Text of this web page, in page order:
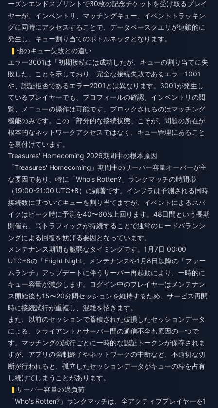
ーズンエンドスプリントで30枚の記念チケットを受け取るプレイ
ヤーが、インベントリ、マッチングキュー、イベントトラッキン
グに同時にアクセスすることで、データベースクエリが連鎖的に
発生し、キュー割り当てのボトルネックとなります。
他のキュー失敗との違い
エラー3001は「初期接続には成功したが、キューの割り当てに失
敗した」ことを示しており、完全な接続失敗であるエラー1001
や、認証拒否であるエラー2001とは異なります。3001が発生し
ているプレイヤーでも、プロフィールの確認、インベントリの閲
覧、メニューの操作は可能です。ブロックされるのはマッチング
機能のみです。この「部分的な接続状態」こそが、問題の所在が
根本的なネットワークアクセスではなく、キュー管理にあること
を裏付けています。
Treasures' Homecoming 2026期間中の根本原因
「Treasures' Homecoming」期間中のサーバー容量オーバーが主
な要因であり、特に「Who's Rotten?」ランクマッチの時間帯
（19:00-21:00 UTC+8）に顕著です。インフラは予測される同時
接続数に基づいてキューを割り当てますが、イベントによるスパ
イクはピーク時に予測を40〜60%上回ります。48日間という長期
開催も、高トラフィックが持続することで通常のロードバランシ
ングによる回復を妨げる要因となっています。
メンテナンス期間も脆弱なタイミングです。1月7日 00:00
UTC+8の「Fright Night」メンテナンスや1月8日以降の「ファー
ムランチ」アップデートに伴うサーバー再起動により、一時的に
キュー容量が減少します。ログイン中のプレイヤーはメンテナン
ス開始後も15〜20分間セッションを維持するため、サービス再開
時に接続試行が重複し、混雑を招きます。
また、以前のセッションで蓄積された破損したセッションデータ
による、クライアントとサーバー間の通信不全も原因の一つで
す。マッチングの試行ごとに一時的な認証トークンが保存されま
すが、アプリの強制終了やネットワークの中断など、不適切な切
断が行われると、孤立したセッションデータがキューの枠を占有
し続けてしまうことがあります。
サーバー容量の過負荷
「Who's Rotten?」ランクマッチは、全アクティブプレイヤーを1